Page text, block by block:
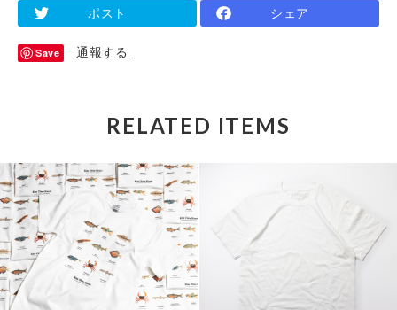
ポスト シェア
Save 通報する
RELATED ITEMS